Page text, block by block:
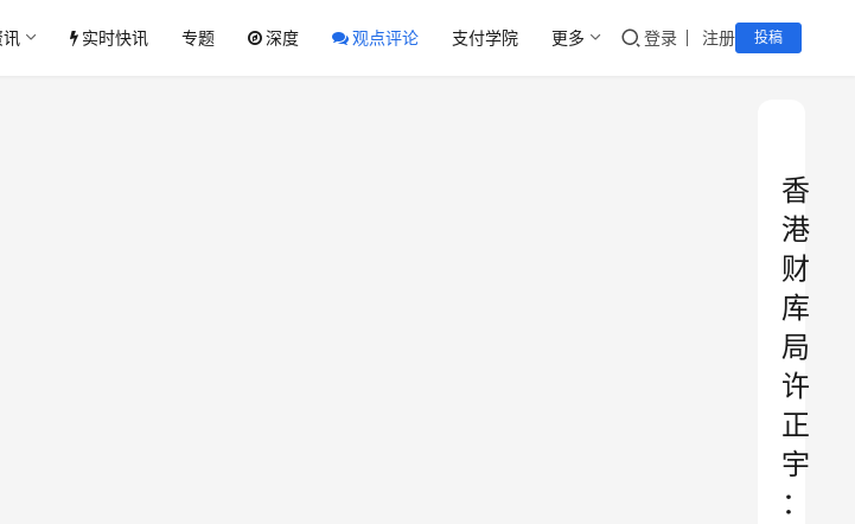
讯 实时快讯 专题 深度 观点评论 支付学院 更多 登录 注册 投稿
香
港
财
库
局
许
正
宇
：